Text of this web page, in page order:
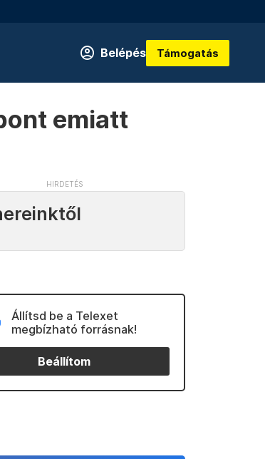
Belépés Támogatás
emiatt
Állítsd be a Telexet
megbízható forrásnak!
Beállítom